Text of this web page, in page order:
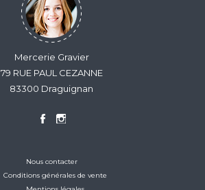
Mercerie Gravier
79 RUE PAUL CEZANNE
83300 Draguignan
Nous contacter
Conditions générales de vente